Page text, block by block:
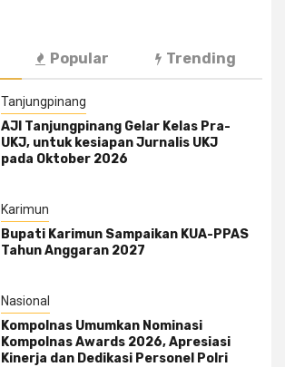
Popular Trending
Tanjungpinang
AJI Tanjungpinang Gelar Kelas Pra-
UKJ, untuk kesiapan Jurnalis UKJ
pada Oktober 2026
Karimun
Bupati Karimun Sampaikan KUA-PPAS
Tahun Anggaran 2027
Nasional
Kompolnas Umumkan Nominasi
Kompolnas Awards 2026, Apresiasi
Kinerja dan Dedikasi Personel Polri